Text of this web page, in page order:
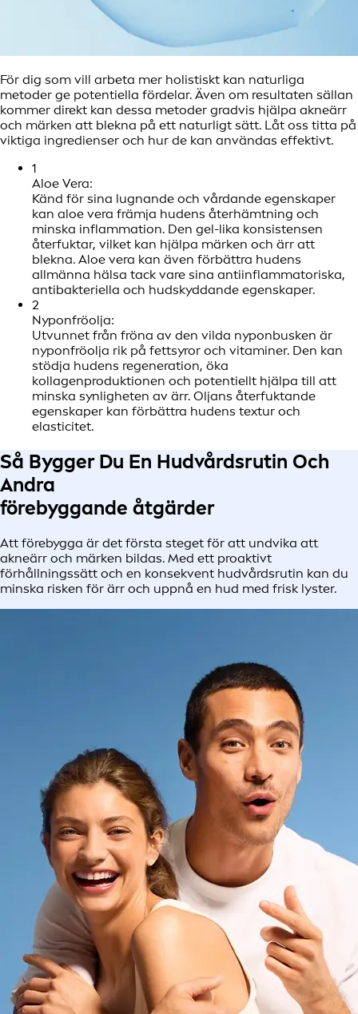
För dig som vill arbeta mer holistiskt kan naturliga
metoder ge potentiella fördelar. Även om resultaten sällan
kommer direkt kan dessa metoder gradvis hjälpa akneärr
och märken att blekna på ett naturligt sätt. Låt oss titta på
viktiga ingredienser och hur de kan användas effektivt.
1
Aloe Vera:
Känd för sina lugnande och vårdande egenskaper
kan aloe vera främja hudens återhämtning och
minska inflammation. Den gel-lika konsistensen
återfuktar, vilket kan hjälpa märken och ärr att
blekna. Aloe vera kan även förbättra hudens
allmänna hälsa tack vare sina antiinflammatoriska,
antibakteriella och hudskyddande egenskaper.
2
Nyponfröolja:
Utvunnet från fröna av den vilda nyponbusken är
nyponfröolja rik på fettsyror och vitaminer. Den kan
stödja hudens regeneration, öka
kollagenproduktionen och potentiellt hjälpa till att
minska synligheten av ärr. Oljans återfuktande
egenskaper kan förbättra hudens textur och
elasticitet.
Så Bygger Du En Hudvårdsrutin Och
Andra
förebyggande åtgärder
Att förebygga är det första steget för att undvika att
akneärr och märken bildas. Med ett proaktivt
förhållningssätt och en konsekvent hudvårdsrutin kan du
minska risken för ärr och uppnå en hud med frisk lyster.